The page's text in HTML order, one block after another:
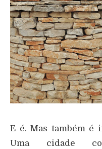
E é. Mas também é
Uma cidade